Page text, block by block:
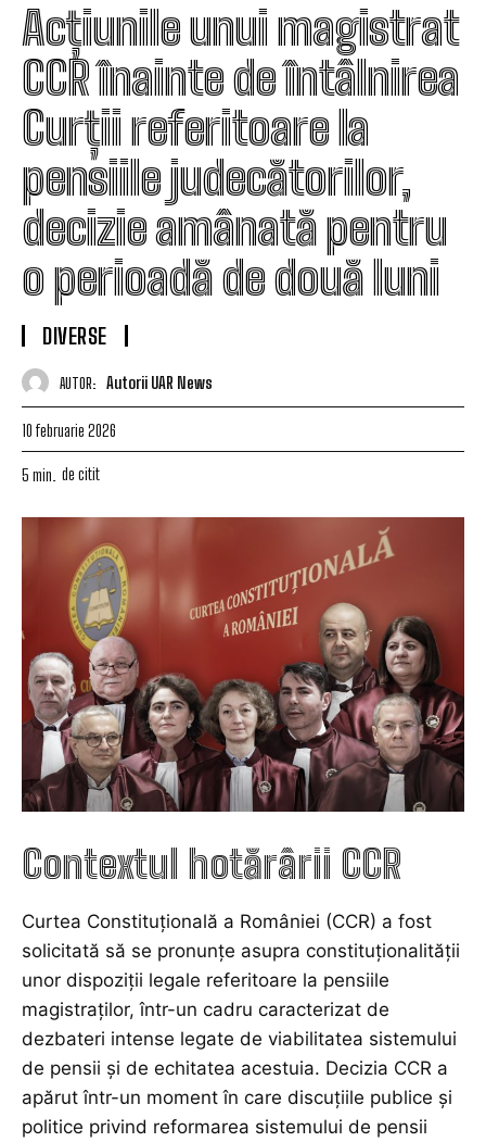
Acțiunile unui magistrat
CCR înainte de întâlnirea
Curții referitoare la
pensiile judecătorilor,
decizie amânată pentru
o perioadă de două luni
DIVERSE
AUTOR: Autorii UAR News
10 februarie 2026
5 min. de citit
Contextul hotărârii CCR
Curtea Constituțională a României (CCR) a fost
solicitată să se pronunțe asupra constituționalității
unor dispoziții legale referitoare la pensiile
magistraților, într-un cadru caracterizat de
dezbateri intense legate de viabilitatea sistemului
de pensii și de echitatea acestuia. Decizia CCR a
apărut într-un moment în care discuțiile publice și
politice privind reformarea sistemului de pensii